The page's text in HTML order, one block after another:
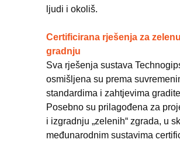
ljudi i okoliš.
Certificirana rješenja za zelenu
gradnju
Sva rješenja sustava
osmišljena su prema
standardima i zahtjevima
Posebno su prilagođena za
i izgradnju „zelenih“ zgrada, u
međunarodnim sustavima